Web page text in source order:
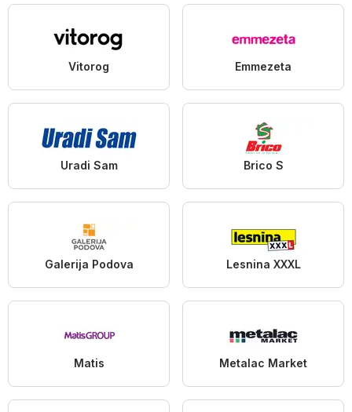
Vitorog Emmezeta
Uradi Sam Brico S
Galerija Podova Lesnina XXXL
Matis Metalac Market